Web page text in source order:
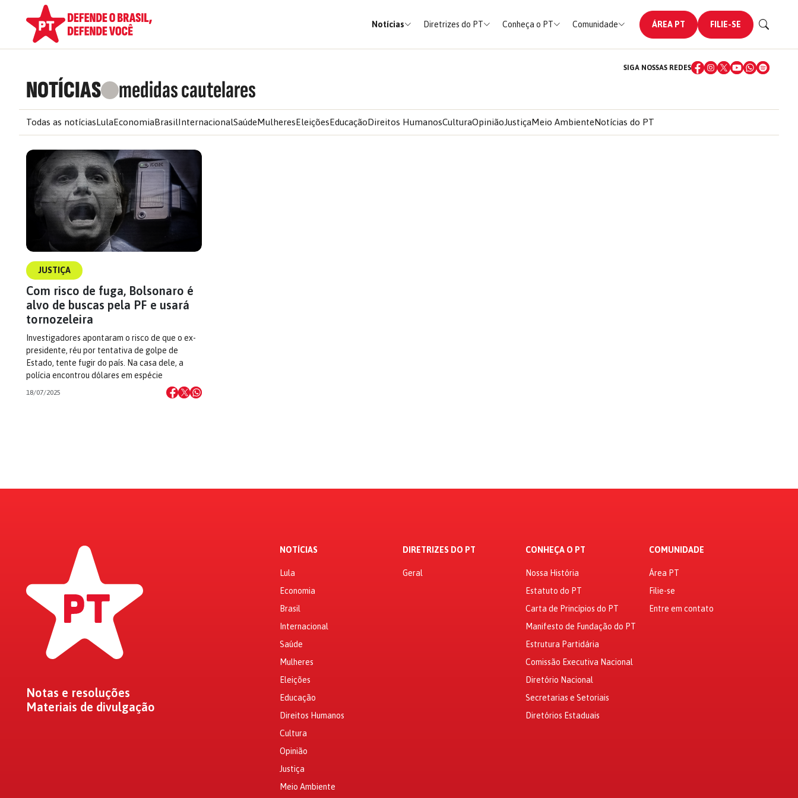
Notícias Diretrizes do PT Conheça o PT Comunidade ÁREA PT FILIE-SE
NOTÍCIAS medidas cautelares
SIGA NOSSAS REDES
Todas as notíciasLulaEconomiaBrasilInternacionalSaúdeMulheresEleiçõesEducaçãoDireitos HumanosCulturaOpiniãoJustiçaMeio AmbienteNotícias do PT
JUSTIÇA
Com risco de fuga, Bolsonaro é
alvo de buscas pela PF e usará
tornozeleira
Investigadores apontaram o risco de que o ex-
presidente, réu por tentativa de golpe de
Estado, tente fugir do país. Na casa dele, a
polícia encontrou dólares em espécie
18/07/2025
Notas e resoluções
Materiais de divulgação
NOTÍCIAS
Lula
Economia
Brasil
Internacional
Saúde
Mulheres
Eleições
Educação
Direitos Humanos
Cultura
Opinião
Justiça
Meio Ambiente
DIRETRIZES DO PT
Geral
CONHEÇA O PT
Nossa História
Estatuto do PT
Carta de Princípios do PT
Manifesto de Fundação do PT
Estrutura Partidária
Comissão Executiva Nacional
Diretório Nacional
Secretarias e Setoriais
Diretórios Estaduais
COMUNIDADE
Área PT
Filie-se
Entre em contato